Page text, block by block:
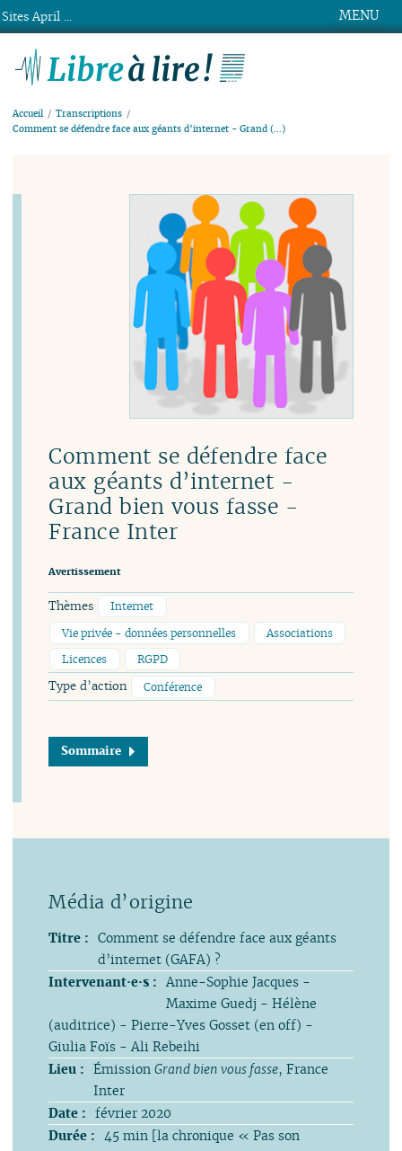
MENU
Accueil
Transcriptions
Comment se défendre face aux géants d’internet - Grand (…)
Comment se défendre face
aux géants d’internet -
Grand bien vous fasse -
France Inter
Avertissement
Thèmes
Internet
Vie privée - données personnelles
Associations
Licences
RGPD
Type d’action Conférence
Sommaire
Titre : Comment se défendre face aux géants
d’internet (GAFA) ?
Intervenant·e·s : Anne-Sophie Jacques -
Maxime Guedj - Hélène
(auditrice) - Pierre-Yves Gosset (en off) -
Giulia Foïs - Ali Rebeihi
Lieu : ÉmissionGrand bien vous fasse, France
Inter
Date : février 2020
Durée : 45 min [la chronique « Pas son
Sites April ...